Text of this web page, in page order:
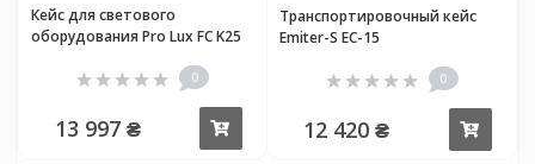
Кейс для светового
оборудования Pro Lux FC K25
0
13 997 ₴
Транспортировочный кейс
Emiter-S EC-15
0
12 420 ₴